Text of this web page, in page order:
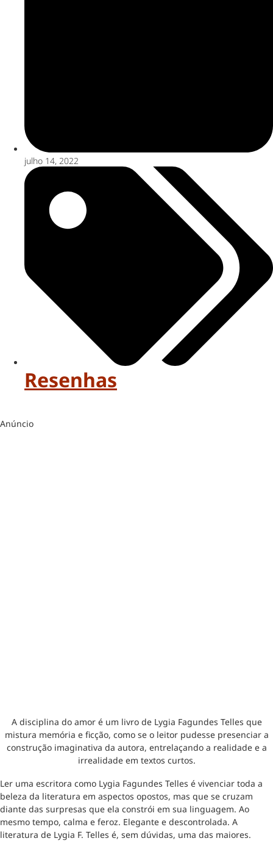
julho 14, 2022
Resenhas
Anúncio
A disciplina do amor é um livro de Lygia Fagundes Telles que
mistura memória e ficção, como se o leitor pudesse presenciar a
construção imaginativa da autora, entrelaçando a realidade e a
irrealidade em textos curtos.
Ler uma escritora como Lygia Fagundes Telles é vivenciar toda a
beleza da literatura em aspectos opostos, mas que se cruzam
diante das surpresas que ela constrói em sua linguagem. Ao
mesmo tempo, calma e feroz. Elegante e descontrolada. A
literatura de Lygia F. Telles é, sem dúvidas, uma das maiores.